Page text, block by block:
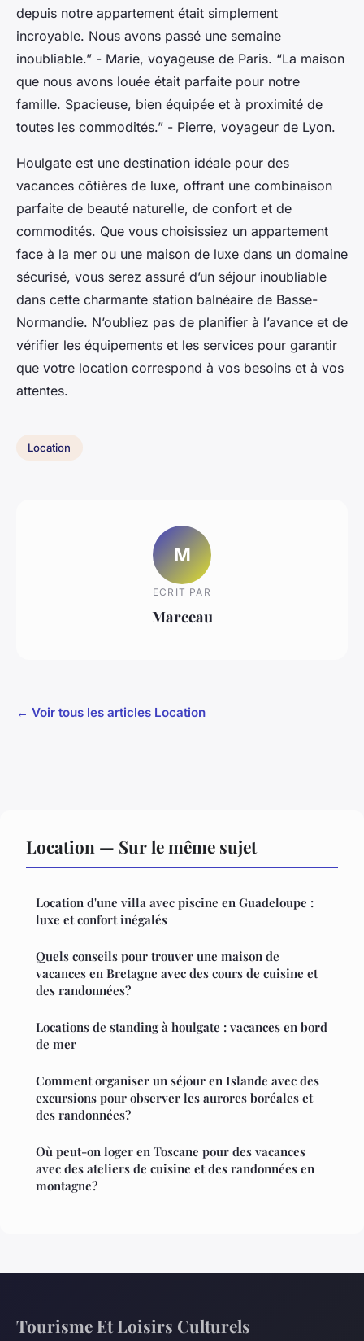
depuis notre appartement était simplement
incroyable. Nous avons passé une semaine
inoubliable.” - Marie, voyageuse de Paris. “La maison
que nous avons louée était parfaite pour notre
famille. Spacieuse, bien équipée et à proximité de
toutes les commodités.” - Pierre, voyageur de Lyon.
Houlgate est une destination idéale pour des
vacances côtières de luxe, offrant une combinaison
parfaite de beauté naturelle, de confort et de
commodités. Que vous choisissiez un appartement
face à la mer ou une maison de luxe dans un domaine
sécurisé, vous serez assuré d’un séjour inoubliable
dans cette charmante station balnéaire de Basse-
Normandie. N’oubliez pas de planifier à l’avance et de
vérifier les équipements et les services pour garantir
que votre location correspond à vos besoins et à vos
attentes.
Location
M
ECRIT PAR
Marceau
← Voir tous les articles Location
Location — Sur le même sujet
Location d'une villa avec piscine en Guadeloupe :
luxe et confort inégalés
Quels conseils pour trouver une maison de
vacances en Bretagne avec des cours de cuisine et
des randonnées?
Locations de standing à houlgate : vacances en bord
de mer
Comment organiser un séjour en Islande avec des
excursions pour observer les aurores boréales et
des randonnées?
Où peut-on loger en Toscane pour des vacances
avec des ateliers de cuisine et des randonnées en
montagne?
Tourisme Et Loisirs Culturels